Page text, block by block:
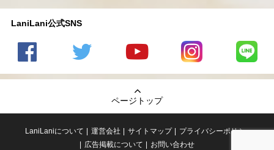
LaniLani公式SNS
の
のtwitter
の
Youtube
チャンネ
LaniLani
LaniLani
ページトップ
LaniLaniについて 運営会社 サイトマップ
プライバシーポリシー
広告掲載について
お問い合わせ